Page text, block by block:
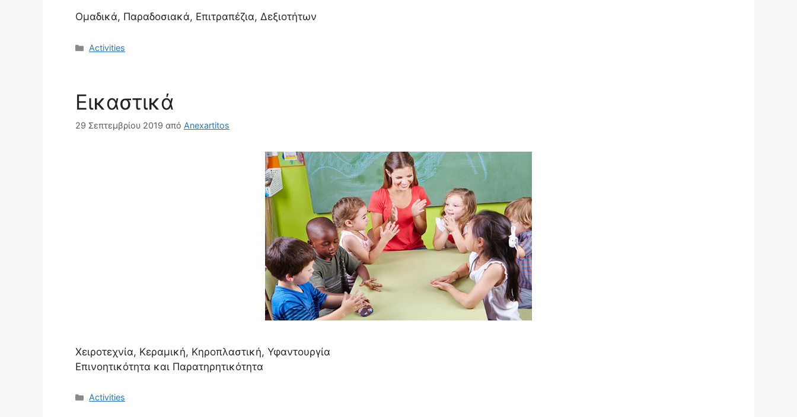
Ομαδικά, Παραδοσιακά, Επιτραπέζια, Δεξιοτήτων
Κατηγορίες
Activities
Εικαστικά
29 Σεπτεμβρίου 2019 από Anexartitos
Χειροτεχνία, Κεραμική, Κηροπλαστική, Υφαντουργία
Eπινοητικότητα και Παρατηρητικότητα
Κατηγορίες
Activities